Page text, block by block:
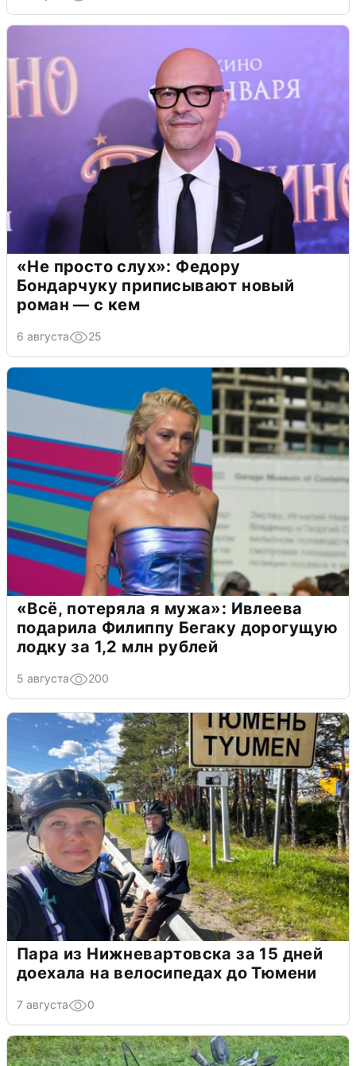
«Не просто слух»: Федору
Бондарчуку приписывают новый
роман — с кем
6 августа 25
«Всё, потеряла я мужа»: Ивлеева
подарила Филиппу Бегаку дорогущую
лодку за 1,2 млн рублей
5 августа 200
Пара из Нижневартовска за 15 дней
доехала на велосипедах до Тюмени
7 августа 0